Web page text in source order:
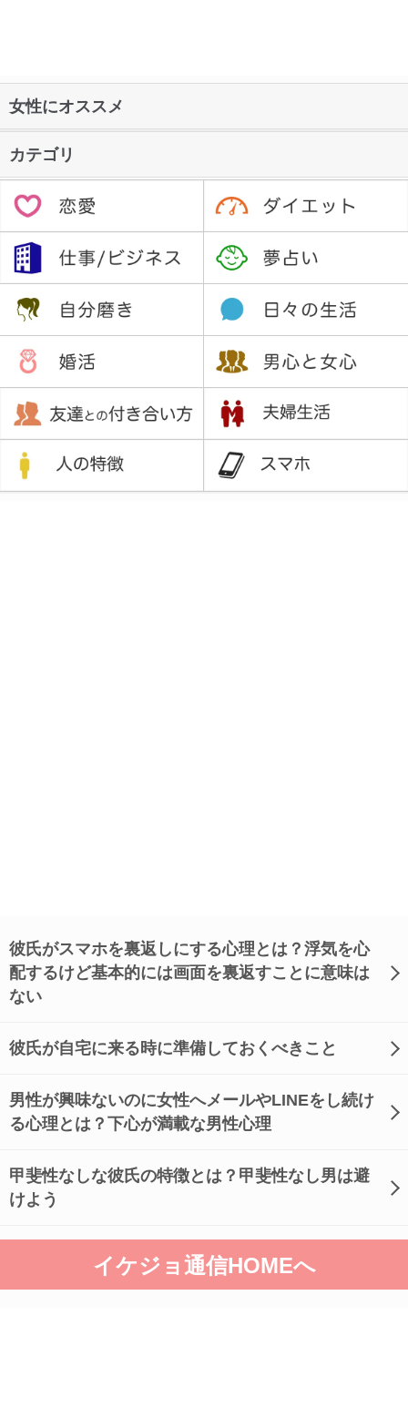
女性にオススメ
カテゴリ
彼氏がスマホを裏返しにする心理とは？浮気を心
配するけど基本的には画面を裏返すことに意味は
ない
彼氏が自宅に来る時に準備しておくべきこと
男性が興味ないのに女性へメールやLINEをし続け
る心理とは？下心が満載な男性心理
甲斐性なしな彼氏の特徴とは？甲斐性なし男は避
けよう
イケジョ通信HOMEへ